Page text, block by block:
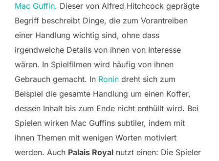
Mac Guffin. Dieser von Alfred Hitchcock geprägte
Begriff beschreibt Dinge, die zum Vorantreiben
einer Handlung wichtig sind, ohne dass
irgendwelche Details von ihnen von Interesse
wären. In Spielfilmen wird häufig von ihnen
Gebrauch gemacht. In Ronin dreht sich zum
Beispiel die gesamte Handlung um einen Koffer,
dessen Inhalt bis zum Ende nicht enthüllt wird. Bei
Spielen wirken Mac Guffins subtiler, indem mit
ihnen Themen mit wenigen Worten motiviert
werden. Auch Palais Royal nutzt einen: Die Spieler